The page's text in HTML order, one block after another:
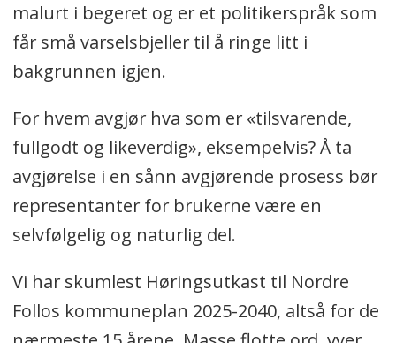
malurt i begeret og er et politikerspråk som
får små varselsbjeller til å ringe litt i
bakgrunnen igjen.
For hvem avgjør hva som er «tilsvarende,
fullgodt og likeverdig», eksempelvis? Å ta
avgjørelse i en sånn avgjørende prosess bør
representanter for brukerne være en
selvfølgelig og naturlig del.
Vi har skumlest Høringsutkast til Nordre
Follos kommuneplan 2025-2040, altså for de